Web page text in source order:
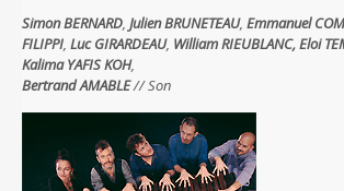
Simon BERNARD, Julien BRUNETEAU, Emmanuel
FILIPPI, Luc GIRARDEAU, William RIEUBLANC,Eloi
Kalima YAFIS KOH,
Bertrand AMABLE// Son